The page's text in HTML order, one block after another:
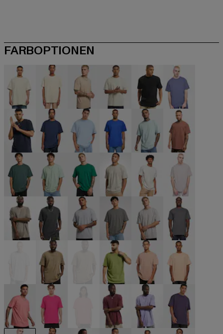
FARBOPTIONEN
beige beige beige beige schwarzblau
blau blau blau blau blau braun
grün grün grün grün grau grau
grau grau grau grau
grau khaki olive orange orange